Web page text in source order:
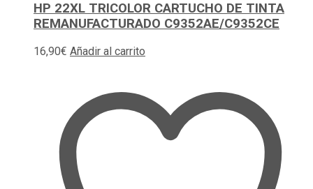
HP 22XL TRICOLOR CARTUCHO DE TINTA
REMANUFACTURADO C9352AE/C9352CE
16,90€ Añadir al carrito